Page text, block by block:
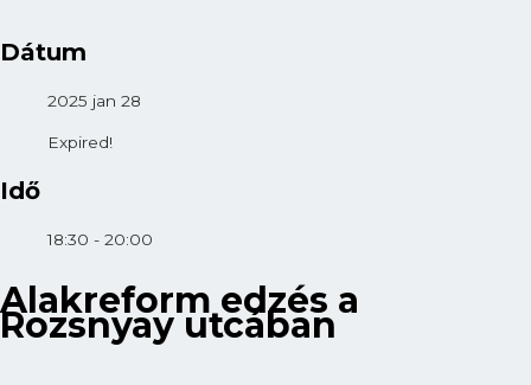
Dátum
2025 jan 28
Expired!
Idő
18:30 - 20:00
Alakreform edzés a
Rozsnyay utcában